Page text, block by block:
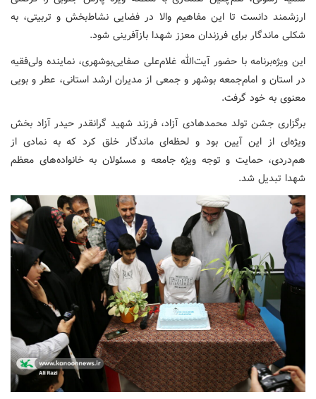
ارزشمند دانست تا این مفاهیم والا در فضایی نشاط‌بخش و تربیتی، به
شکلی ماندگار برای فرزندان معزز شهدا بازآفرینی شود.
این ویژه‌برنامه با حضور آیت‌الله غلام‌علی صفایی‌بوشهری، نماینده ولی‌فقیه
در استان و امام‌جمعه بوشهر و جمعی از مدیران ارشد استانی، عطر و بویی
معنوی به خود گرفت.
برگزاری جشن تولد محمدهادی آزاد، فرزند شهید گرانقدر حیدر آزاد بخش
ویژه‌ای از این آیین بود و لحظه‌ای ماندگار خلق کرد که به نمادی از
هم‌دردی، حمایت و توجه ویژه جامعه و مسئولان به خانواده‌های معظم
شهدا تبدیل شد.